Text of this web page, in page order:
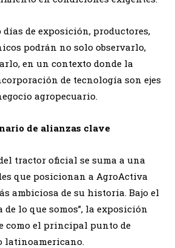
de exposición, productores,
podrán no solo observarlo,
en un contexto donde la
de tecnología son ejes
agropecuario.
de alianzas clave
tractor oficial se suma a una
que posicionan a AgroActiva
ambiciosa de su historia. Bajo el
de lo que somos”, la exposición
como el principal punto de
latinoamericano.